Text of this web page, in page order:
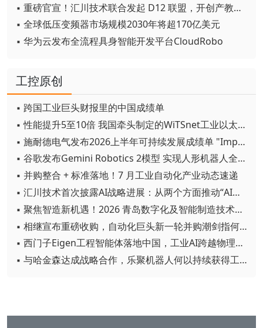
▪ 重磅官宣！汇川技术联合发起 D12 联盟，开创产教融合新范式
▪ 全球低压变频器市场规模2030年将超170亿美元
▪ 华为云发布全流程具身智能开发平台CloudRobo
工控原创
▪ 跨国工业巨头财报里的中国成绩单
▪ 性能提升5至10倍 我国牵头制定的WiTSnet工业以太网国际标准正式发布
▪ 施耐德电气发布2026上半年可持续发展成绩单 "Impact 2030"路线图开局稳健
▪ 谷歌发布Gemini Robotics 2模型 实现人形机器人全身智能控制突破
▪ 并购整合 + 标准落地！7 月工业自动化产业动态速递
▪ 汇川技术首次披露AI战略进展：从两个方面推动“AI业务化”落地
▪ 聚焦智造新机遇！2026 青岛数字化及智能制造技术论坛圆满落幕
▪ 相继宣布重磅收购，自动化巨头新一轮并购潮剑指何方？
▪ 西门子Eigen工程智能体落地中国，工业AI跨越物理世界“确定性”拐点
▪ 与哈金森达成战略合作，乐聚机器人何以持续获得工业巨头青睐？